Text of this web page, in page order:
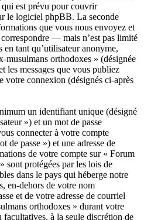
est prévu pour couvrir
le logiciel phpBB. La seconde
que vous nous envoyez et
— mais n’est pas limité
tant qu’utilisateur anonyme,
musulmans orthodoxes » (désignée
les messages que vous publiez
votre connexion (désignés ci-après
un identifiant unique (désigné
») et un mot de passe
connecter à votre compte
de passe ») et une adresse de
de votre compte sur « Forum
sont protégées par les lois de
dans le pays qui héberge notre
en-dehors de votre nom
et de votre adresse de courriel
orthodoxes » durant votre
à la seule discrétion de